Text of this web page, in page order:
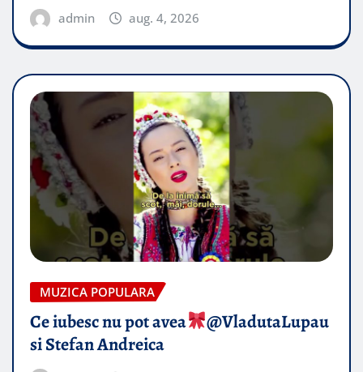
admin aug. 4, 2026
MUZICA POPULARA
Ce iubesc nu pot avea
​@VladutaLupau
si Stefan Andreica